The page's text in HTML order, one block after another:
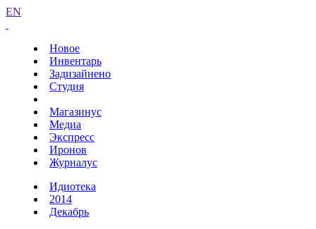
EN
Новое
Инвентарь
Задизайнено
Студия
Магазинус
Медиа
Экспресс
Иронов
Журналус
Идиотека
2014
Декабрь